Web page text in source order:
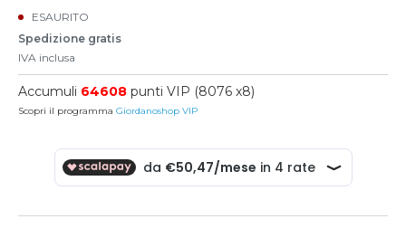
ESAURITO
Spedizione gratis
IVA inclusa
Accumuli 64608 punti VIP (8076 x8)
Scopri il programma Giordanoshop VIP